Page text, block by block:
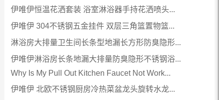
伊唯伊恒温花洒套装 浴室淋浴器手持花洒喷头...
伊唯伊 304不锈钢五金挂件 双层三角篮置物篮...
淋浴房大排量卫生间长条型地漏长方形防臭隐形...
伊唯伊淋浴房长条地漏大排量防臭隐形不锈钢浴...
Why Is My Pull Out Kitchen Faucet Not Work...
伊唯伊 北欧不锈钢厨房冷热菜盆龙头旋转水龙...